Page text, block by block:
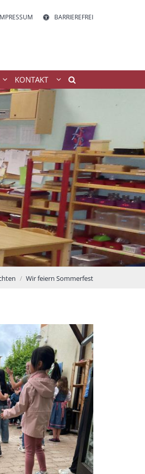
BARRIEREFREI
KONTAKT
Wir feiern Sommerfest